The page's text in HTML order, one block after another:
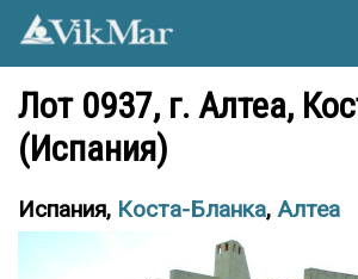
Лот 0937, г. Алтеа,
(Испания)
Испания, Коста-Бланка, Алтеа